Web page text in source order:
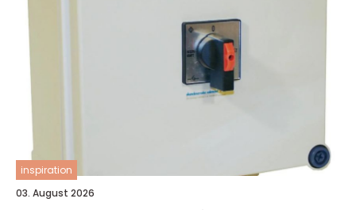
inspiration
03. August 2026